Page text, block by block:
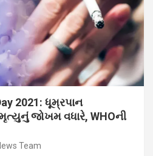
2021: ધૂમ્રપાન
જોખમ વધારે, WHOની
Team